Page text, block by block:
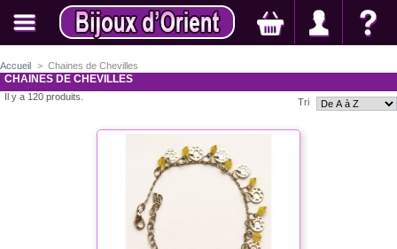
Accueil > Chaines de Chevilles
CHAINES DE CHEVILLES
Il y a 120 produits. Tri